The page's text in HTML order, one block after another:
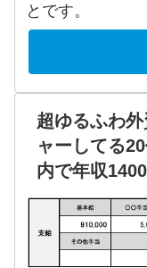
とです。
超ゆるふわ
ャーしてる
内で年収1400